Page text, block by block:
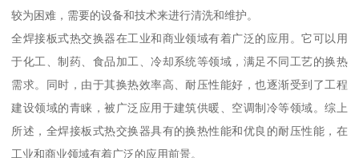
较为困难，需要的设备和技术来进行清洗和维护。
全焊接板式热交换器在工业和商业领域有着广泛的应用。它可以用
于化工、制药、食品加工、冷却系统等领域，满足不同工艺的换热
需求。同时，由于其换热效率高、耐压性能好，也逐渐受到了工程
建设领域的青睐，被广泛应用于建筑供暖、空调制冷等领域。综上
所述，全焊接板式热交换器具有的换热性能和优良的耐压性能，在
工业和商业领域有着广泛的应用前景。